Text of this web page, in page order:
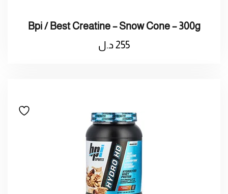
Bpi / Best Creatine – Snow Cone – 300g
255د.ل